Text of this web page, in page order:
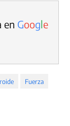
en Google
Fuerza